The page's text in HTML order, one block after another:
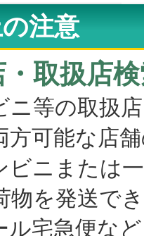
注意
・取扱店
等の取扱
方可能な店
または一
物を発送で
急便など